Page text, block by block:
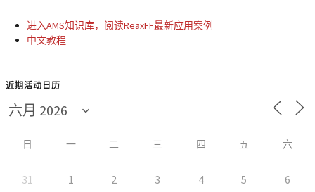
进入AMS知识库，阅读ReaxFF最新应用案例
中文教程
近期活动日历
日 一 二 三 四 五 六
31 1 2 3 4 5 6